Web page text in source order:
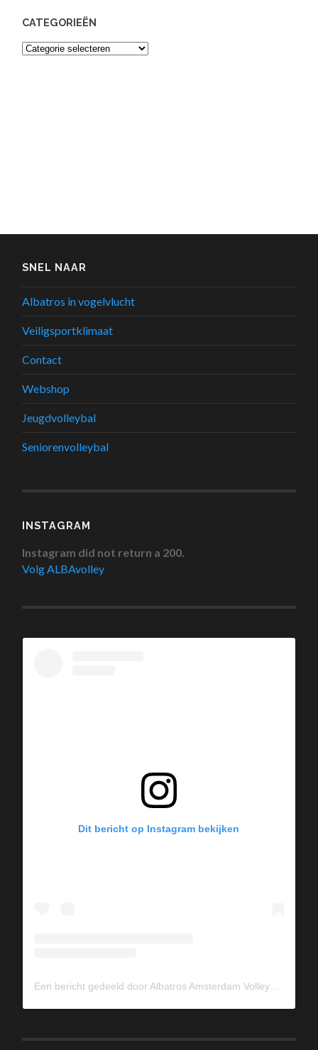
CATEGORIEËN
Categorieën
SNEL NAAR
Albatros in vogelvlucht
Veiligsportklimaat
Contact
Webshop
Jeugdvolleybal
Seniorenvolleybal
INSTAGRAM
Instagram did not return a 200.
Volg ALBAvolley
Dit bericht op Instagram bekijken